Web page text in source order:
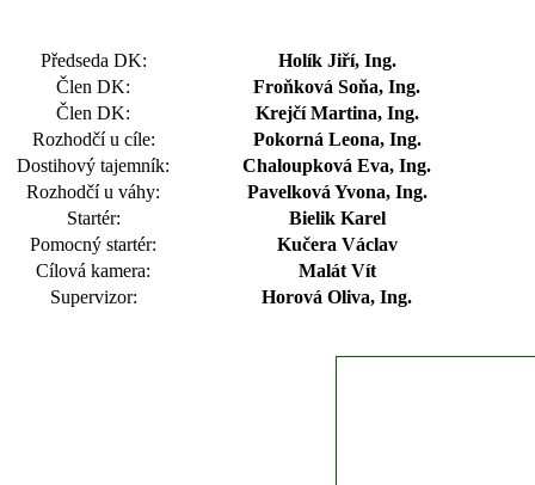
Předseda DK:
Holík Jiří, Ing.
Člen DK:
Froňková Soňa, Ing.
Člen DK:
Krejčí Martina, Ing.
Rozhodčí u cíle:
Pokorná Leona, Ing.
Dostihový tajemník:
Chaloupková Eva, Ing.
Rozhodčí u váhy:
Pavelková Yvona, Ing.
Startér:
Bielik Karel
Pomocný startér:
Kučera Václav
Cílová kamera:
Malát Vít
Supervizor:
Horová Oliva, Ing.